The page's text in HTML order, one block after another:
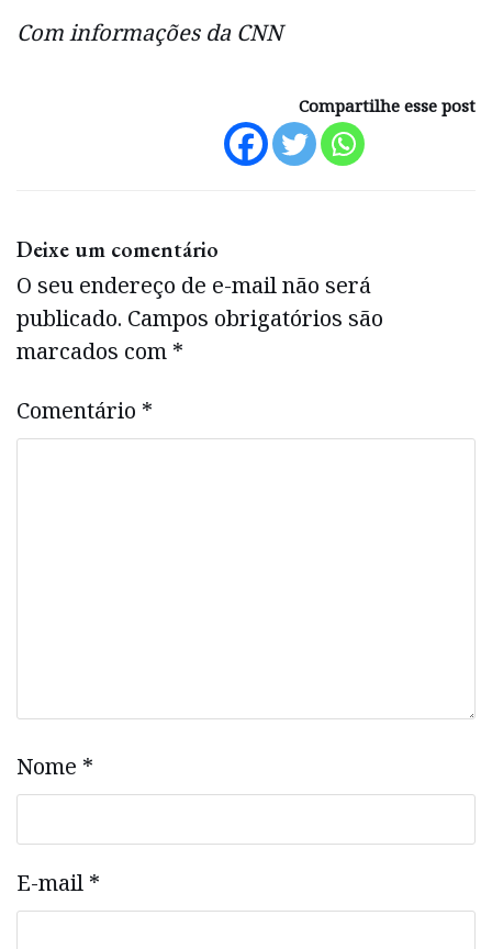
Com informações da CNN
Compartilhe esse post
Deixe um comentário
O seu endereço de e-mail não será
publicado. Campos obrigatórios são
marcados com *
Comentário *
Nome *
E-mail *